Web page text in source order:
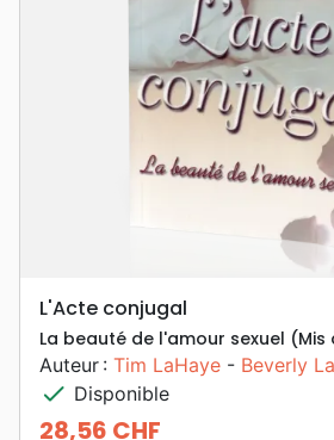
L'Acte conjugal
La beauté de l'amour sexuel
Auteur : Tim LaHaye - Beverly
check Disponible
28,56 CHF